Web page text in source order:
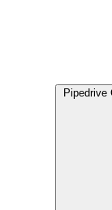
Pipedrive